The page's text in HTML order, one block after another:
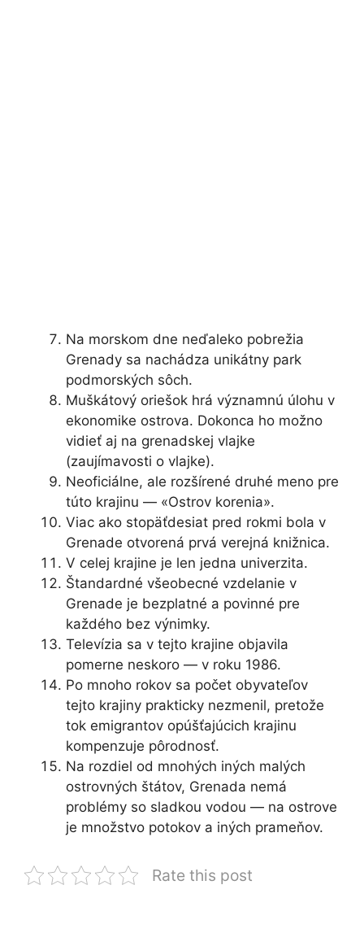
Na morskom dne neďaleko pobrežia
Grenady sa nachádza unikátny park
podmorských sôch.
Muškátový oriešok hrá významnú úlohu v
ekonomike ostrova. Dokonca ho možno
vidieť aj na grenadskej vlajke
(zaujímavosti o vlajke).
Neoficiálne, ale rozšírené druhé meno pre
túto krajinu — «Ostrov korenia».
Viac ako stopäťdesiat pred rokmi bola v
Grenade otvorená prvá verejná knižnica.
V celej krajine je len jedna univerzita.
Štandardné všeobecné vzdelanie v
Grenade je bezplatné a povinné pre
každého bez výnimky.
Televízia sa v tejto krajine objavila
pomerne neskoro — v roku 1986.
Po mnoho rokov sa počet obyvateľov
tejto krajiny prakticky nezmenil, pretože
tok emigrantov opúšťajúcich krajinu
kompenzuje pôrodnosť.
Na rozdiel od mnohých iných malých
ostrovných štátov, Grenada nemá
problémy so sladkou vodou — na ostrove
je množstvo potokov a iných prameňov.
Rate this post